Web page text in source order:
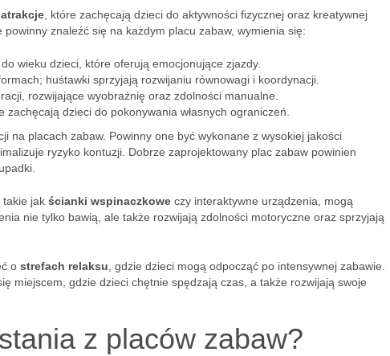
, które zachęcają dzieci do aktywności fizycznej oraz kreatywnej
znaleźć się na każdym placu zabaw, wymienia się:
wieku dzieci, które oferują emocjonujące zjazdy.
huśtawki sprzyjają rozwijaniu równowagi i koordynacji.
rozwijające wyobraźnię oraz zdolności manualne.
dzieci do pokonywania własnych ograniczeń.
na placach zabaw. Powinny one być wykonane z wysokiej jakości
ryzyko kontuzji. Dobrze zaprojektowany plac zabaw powinien
takie jak ścianki wspinaczkowe czy interaktywne urządzenia, mogą
nie tylko bawią, ale także rozwijają zdolności motoryczne oraz sprzyjają
o strefach relaksu , gdzie dzieci mogą odpocząć po intensywnej zabawie.
miejscem, gdzie dzieci chętnie spędzają czas, a także rozwijają swoje
z placów zabaw?